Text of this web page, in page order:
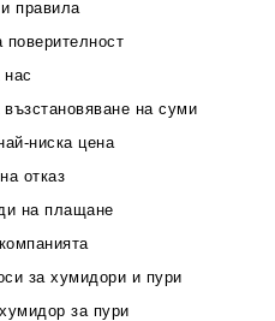
правила
поверителност
нас
на суми
ниска цена
отказ
на плащане
за хумидори и пури
за пури